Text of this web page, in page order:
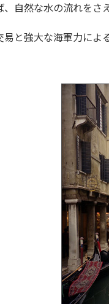
自然な水の流れを
と強大な海軍力に